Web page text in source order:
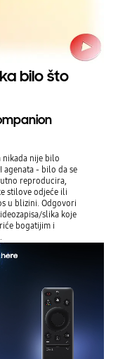
bilo što
nije bilo
agenata - bilo da se
reproducira,
stilove odjeće ili
u blizini. Odgovori
slika koje
bogatijim i